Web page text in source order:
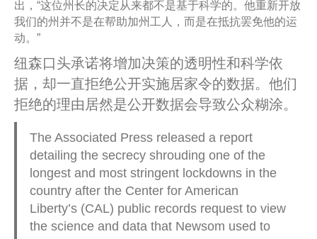
出，“这位州长的决定从来都不是基于科学的。他重新开放
我们的州并不是在帮助加州工人，而是在抵抗罢免他的运
动。”
纽森口头承诺将增加决策的透明性和科学依
据，却一直拒绝公开实施居家令的数据。他们
拒绝的理由居然是公开数据会导致公众糊涂。
The Associated Press released a report
detailing the secrecy shrouding one of the
longest and most stringent lockdowns in the
country after the Center for American
Liberty’s (CAL) public records request to view
the science and data that Newsom used to